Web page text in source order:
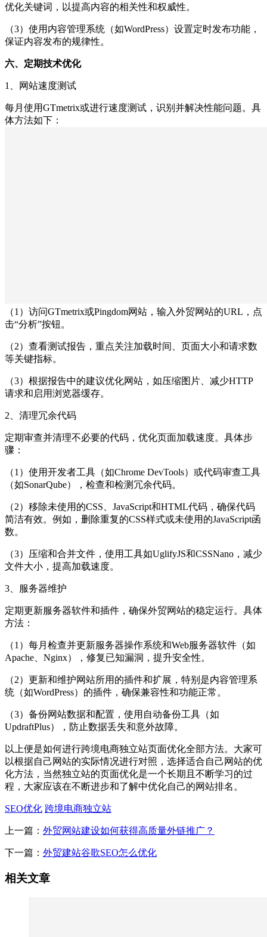
优化关键词，以提高内容的相关性和权威性。
（3）使用内容管理系统（如WordPress）设置定时发布功能，
保证内容发布的规律性。
六、定期技术优化
1、网站速度测试
每月使用GTmetrix或进行速度测试，识别并解决性能问题。具
体方法如下：
（1）访问GTmetrix或Pingdom网站，输入外贸网站的URL，点
击“分析”按钮。
（2）查看测试报告，重点关注加载时间、页面大小和请求数
等关键指标。
（3）根据报告中的建议优化网站，如压缩图片、减少HTTP
请求和启用浏览器缓存。
2、清理冗余代码
定期审查并清理不必要的代码，优化页面加载速度。具体步
骤：
（1）使用开发者工具（如Chrome DevTools）或代码审查工具
（如SonarQube），检查和检测冗余代码。
（2）移除未使用的CSS、JavaScript和HTML代码，确保代码
简洁有效。例如，删除重复的CSS样式或未使用的JavaScript函
数。
（3）压缩和合并文件，使用工具如UglifyJS和CSSNano，减少
文件大小，提高加载速度。
3、服务器维护
定期更新服务器软件和插件，确保外贸网站的稳定运行。具体
方法：
（1）每月检查并更新服务器操作系统和Web服务器软件（如
Apache、Nginx），修复已知漏洞，提升安全性。
（2）更新和维护网站所用的插件和扩展，特别是内容管理系
统（如WordPress）的插件，确保兼容性和功能正常。
（3）备份网站数据和配置，使用自动备份工具（如
UpdraftPlus），防止数据丢失和意外故障。
以上便是如何进行跨境电商独立站页面优化全部方法。大家可
以根据自己网站的实际情况进行对照，选择适合自己网站的优
化方法，当然独立站的页面优化是一个长期且不断学习的过
程，大家应该在不断进步和了解中优化自己的网站排名。
SEO优化 跨境电商独立站
上一篇： 外贸网站建设如何获得高质量外链推广？
下一篇： 外贸建站谷歌SEO怎么优化
相关文章